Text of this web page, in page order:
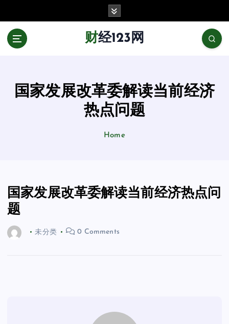
财经123网
国家发展改革委解读当前经济
热点问题
Home
国家发展改革委解读当前经济热点问
题
未分类 0 Comments